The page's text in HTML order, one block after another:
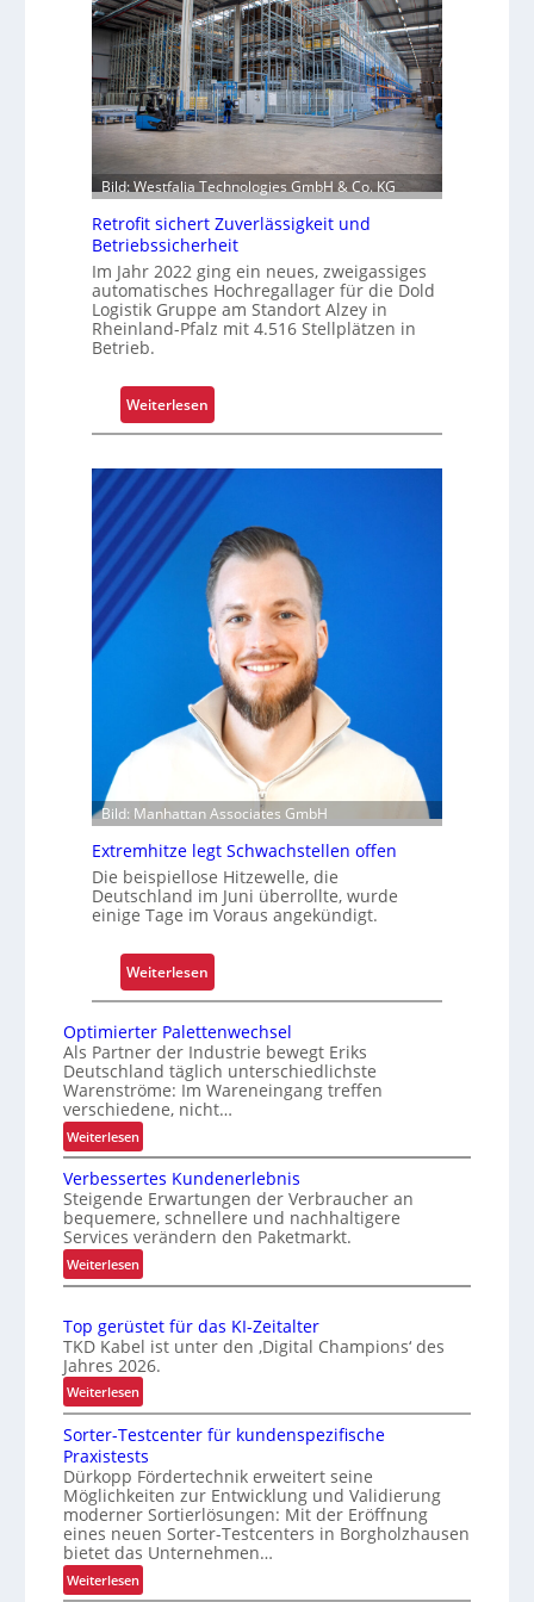
t
o
f
f
r
l
e
n
i
s
s
i
o
e
r
u
n
g
u
a
s
e
n
m
o
d
e
r
n
i
i
t
Bild: Westfalia Technologies GmbH & Co. KG
Retrofit sichert Zuverlässigkeit und
Betriebssicherheit
Im Jahr 2022 ging ein neues, zweigassiges
automatisches Hochregallager für die Dold
Logistik Gruppe am Standort Alzey in
Rheinland-Pfalz mit 4.516 Stellplätzen in
Betrieb.
Weiterlesen
R
t
r
f
i
t
s
i
e
r
Z
u
v
e
r
ä
s
i
g
k
e
t
u
n
d
r
i
s
i
c
h
e
Bild: Manhattan Associates GmbH
Extremhitze legt Schwachstellen offen
Die beispiellose Hitzewelle, die
Deutschland im Juni überrollte, wurde
einige Tage im Voraus angekündigt.
Weiterlesen
E
t
r
e
m
i
t
z
e
g
t
h
w
a
c
h
s
e
Optimierter Palettenwechsel
Als Partner der Industrie bewegt Eriks
Deutschland täglich unterschiedlichste
Warenströme: Im Wareneingang treffen
verschiedene, nicht…
Weiterlesen:
O
p
t
i
m
i
e
t
e
r
P
a
l
e
t
t
e
n
w
Verbessertes Kundenerlebnis
Steigende Erwartungen der Verbraucher an
bequemere, schnellere und nachhaltigere
Services verändern den Paketmarkt.
Weiterlesen:
V
r
b
e
s
e
r
t
e
s
K
u
Top gerüstet für das KI-Zeitalter
TKD Kabel ist unter den ‚Digital Champions‘ des
Jahres 2026.
Weiterlesen:
T
o
p
g
e
r
ü
s
t
Sorter-Testcenter für kundenspezifische
Praxistests
Dürkopp Fördertechnik erweitert seine
Möglichkeiten zur Entwicklung und Validierung
moderner Sortierlösungen: Mit der Eröffnung
eines neuen Sorter-Testcenters in Borgholzhausen
bietet das Unternehmen…
Weiterlesen: